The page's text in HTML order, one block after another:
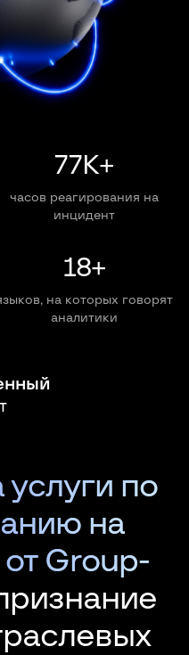
77K+
часов реагирования на
инцидент
18+
на которых говорят
аналитики
услуги по
на
Group-